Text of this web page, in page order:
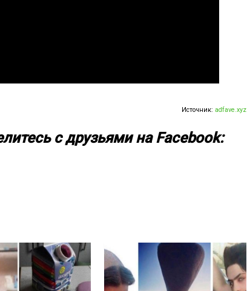
Источник:adfave.xyz
с друзьями на Facebook: